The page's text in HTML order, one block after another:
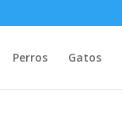
Perros Gatos